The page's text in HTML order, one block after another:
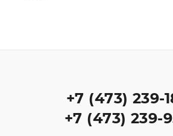
+7 (473) 239-
+7 (473) 239-